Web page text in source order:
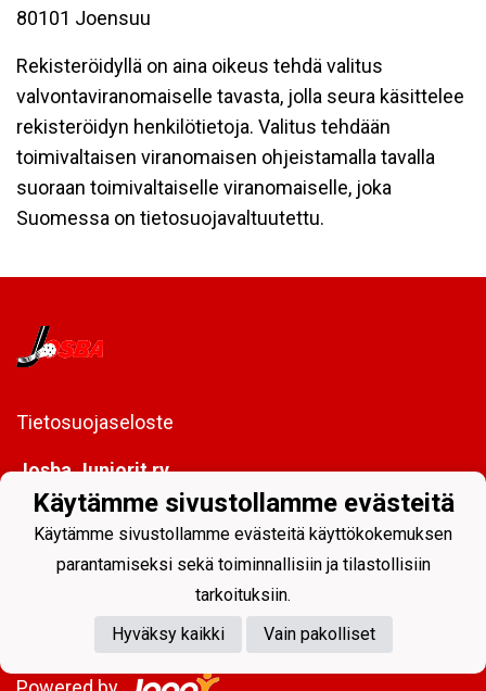
80101 Joensuu
Rekisteröidyllä on aina oikeus tehdä valitus
valvontaviranomaiselle tavasta, jolla seura käsittelee
rekisteröidyn henkilötietoja. Valitus tehdään
toimivaltaisen viranomaisen ohjeistamalla tavalla
suoraan toimivaltaiselle viranomaiselle, joka
Suomessa on tietosuojavaltuutettu.
Tietosuojaseloste
Josba Juniorit ry
PL 128
80101 Joensuu
toimisto@josbajuniorit.fi
Käytämme sivustollamme evästeitä
Käytämme sivustollamme evästeitä käyttökokemuksen
parantamiseksi sekä toiminnallisiin ja tilastollisiin
tarkoituksiin.
Hyväksy kaikki
Vain pakolliset